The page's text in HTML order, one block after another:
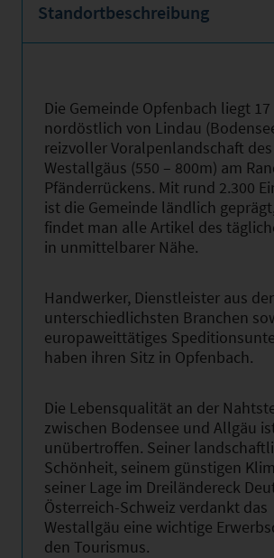
Standortbeschreibung
Die Gemeinde Opfenbach liegt
nordöstlich von Lindau
reizvoller Voralpenlandschaft des
Westallgäus (550 – 800m) am
Pfänderrückens. Mit rund 2.300
ist die Gemeinde ländlich
findet man alle Artikel des
in unmittelbarer Nähe.
Handwerker, Dienstleister aus
unterschiedlichsten Branchen
europaweittätiges
haben ihren Sitz in Opfenbach.
Die Lebensqualität an der
zwischen Bodensee und Allgäu
unübertroffen. Seiner
Schönheit, seinem günstigen
seiner Lage im Dreiländereck
Österreich-Schweiz verdankt das
Westallgäu eine wichtige
den Tourismus.